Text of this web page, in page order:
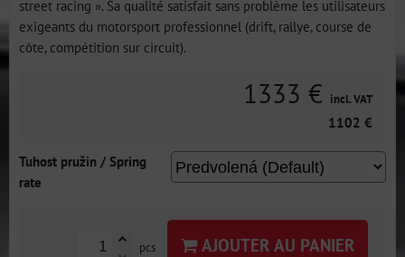
street racing ». Sa qualité satisfait sans problème les utilisateurs
exigeants du motorsport professionnel (drift, rallye, course de
côte, compétition sur circuit).
1333 € incl. VAT
1102 €
Tuhost pružin / Spring
rate
pcs AJOUTER AU PANIER